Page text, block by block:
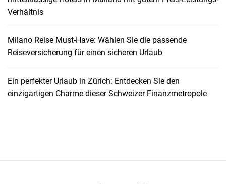
Verhältnis
Milano Reise Must-Have: Wählen Sie die passende
Reiseversicherung für einen sicheren Urlaub
Ein perfekter Urlaub in Zürich: Entdecken Sie den
einzigartigen Charme dieser Schweizer Finanzmetropole